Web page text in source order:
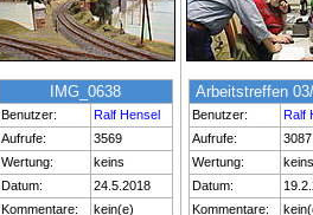
IMG_0638
Benutzer:
Ralf Hensel
Aufrufe:
3569
Wertung:
keins
Datum:
24.5.2018
Kommentare:
kein(e)
Arbeitstreffen
Benutzer:
Ralf
Aufrufe:
3087
Wertung:
keins
Datum:
Kommentare: